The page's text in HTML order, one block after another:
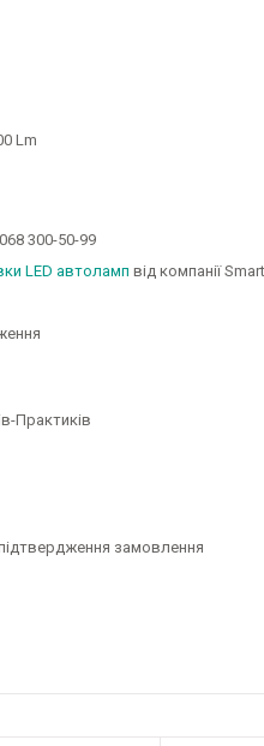
Lm
300-50-99
LED автоламп від компанії
Практиків
замовлення